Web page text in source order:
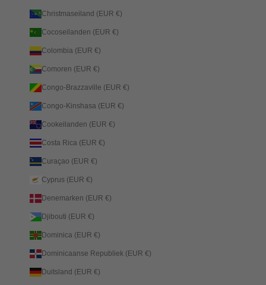
Christmaseiland (EUR €)
Cocoseilanden (EUR €)
Colombia (EUR €)
Comoren (EUR €)
Congo-Brazzaville (EUR €)
Congo-Kinshasa (EUR €)
Cookeilanden (EUR €)
Costa Rica (EUR €)
Curaçao (EUR €)
Cyprus (EUR €)
Denemarken (EUR €)
Djibouti (EUR €)
Dominica (EUR €)
Dominicaanse Republiek (EUR €)
Duitsland (EUR €)